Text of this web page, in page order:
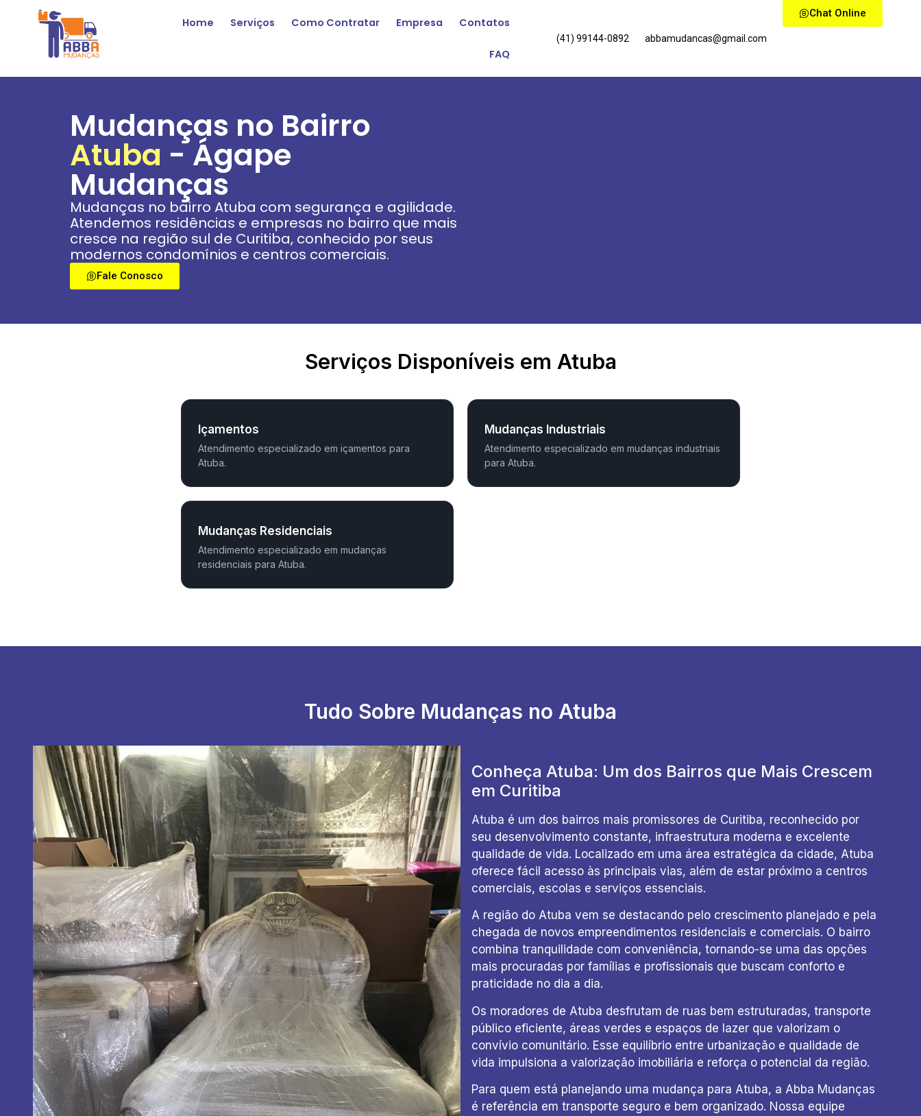
Home Serviços Como Contratar Empresa Contatos
FAQ
(41) 99144-0892 abbamudancas@gmail.com
Chat Online
Mudanças no Bairro
Atuba - Ágape
Mudanças
Mudanças no bairro Atuba com segurança e agilidade.
Atendemos residências e empresas no bairro que mais
cresce na região sul de Curitiba, conhecido por seus
modernos condomínios e centros comerciais.
Fale Conosco
Serviços Disponíveis em Atuba
Içamentos
Atendimento especializado em içamentos para
Atuba.
Mudanças Industriais
Atendimento especializado em mudanças industriais
para Atuba.
Mudanças Residenciais
Atendimento especializado em mudanças
residenciais para Atuba.
Tudo Sobre Mudanças no Atuba
Conheça Atuba: Um dos Bairros que Mais Crescem
em Curitiba
Atuba é um dos bairros mais promissores de Curitiba, reconhecido por
seu desenvolvimento constante, infraestrutura moderna e excelente
qualidade de vida. Localizado em uma área estratégica da cidade, Atuba
oferece fácil acesso às principais vias, além de estar próximo a centros
comerciais, escolas e serviços essenciais.
A região do Atuba vem se destacando pelo crescimento planejado e pela
chegada de novos empreendimentos residenciais e comerciais. O bairro
combina tranquilidade com conveniência, tornando-se uma das opções
mais procuradas por famílias e profissionais que buscam conforto e
praticidade no dia a dia.
Os moradores de Atuba desfrutam de ruas bem estruturadas, transporte
público eficiente, áreas verdes e espaços de lazer que valorizam o
convívio comunitário. Esse equilíbrio entre urbanização e qualidade de
vida impulsiona a valorização imobiliária e reforça o potencial da região.
Para quem está planejando uma mudança para Atuba, a Abba Mudanças
é referência em transporte seguro e bem organizado. Nossa equipe